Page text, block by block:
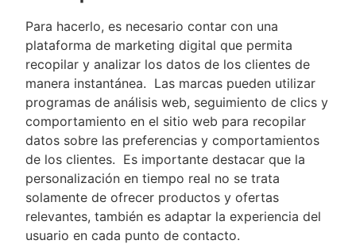
Para hacerlo, es necesario contar con una
plataforma de marketing digital que permita
recopilar y analizar los datos de los clientes de
manera instantánea. Las marcas pueden utilizar
programas de análisis web, seguimiento de clics y
comportamiento en el sitio web para recopilar
datos sobre las preferencias y comportamientos
de los clientes. Es importante destacar que la
personalización en tiempo real no se trata
solamente de ofrecer productos y ofertas
relevantes, también es adaptar la experiencia del
usuario en cada punto de contacto.